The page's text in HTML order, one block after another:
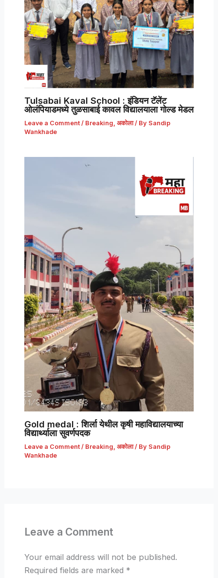
Tulsabai Kaval School : इंडियन टॅलेंट
ओलंपियाडमध्ये तुळसाबाई कावल विद्यालयाला गोल्ड मेडल
Leave a Comment / Breaking, अकोला/ By Sandip
Wankhade
Gold medal : शिर्ला येथील कृषी महाविद्यालयाच्या
विद्यार्थ्याला सुवर्णपदक
Leave a Comment / Breaking, अकोला/ By Sandip
Wankhade
Leave a Comment
Your email address will not be published.
Required fields are marked *